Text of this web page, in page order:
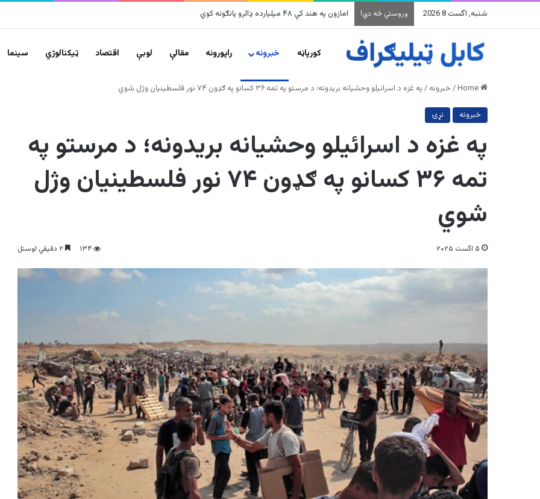
شنبه, اگست 8 2026 وروستي څه دي! په وینزویلا کې زورورو زلزلو پراخ زیانونه اړولي
کورپاڼه خبرونه راپورونه مقالې لوبې اقتصاد ټیکنالوژي سينما
/خبرونه / په غزه د اسرائیلو وحشیانه بریدونه؛ د مرستو په تمه ۳۶ کسانو په ګډون ۷۴ نور فلسطینیان وژل شوي
خبرونه نړۍ
په غزه د اسرائیلو وحشیانه بریدونه؛ د مرستو په
تمه ۳۶ کسانو په ګډون ۷۴ نور فلسطینیان وژل
شوي
۵ اگست ۲۰۲۵ ۱۳۴